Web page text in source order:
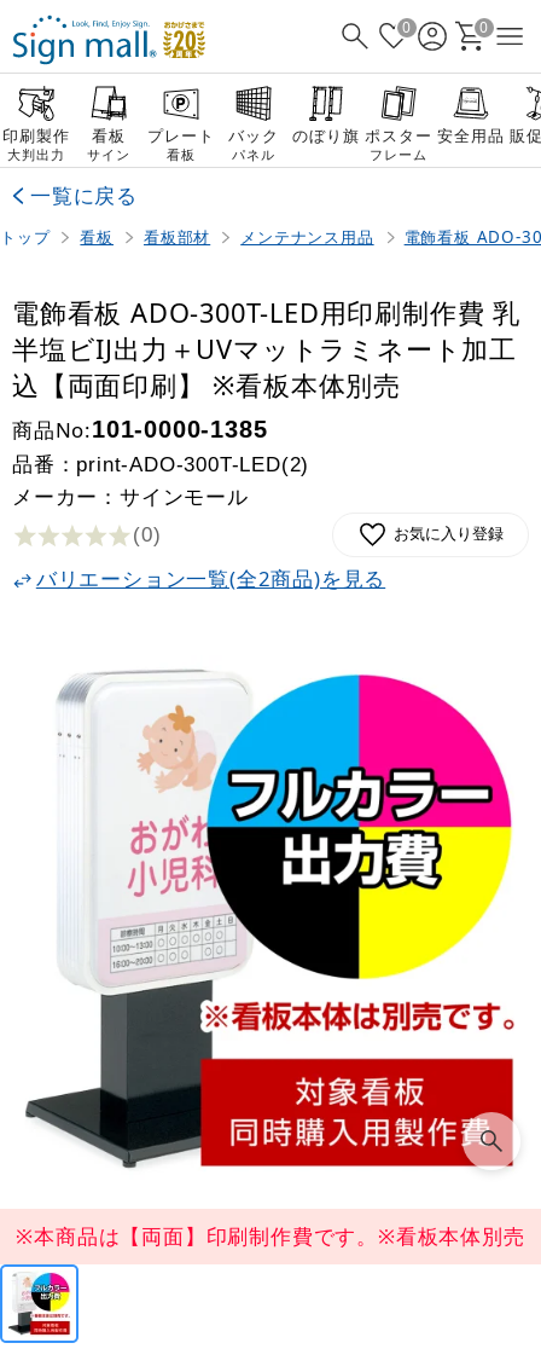
0 0
印刷製作
大判出力
看板
サイン
プレート
看板
バック
パネル
のぼり旗 ポスター
フレーム
安全用品 販
一覧に戻る
トップ 看板 看板部材 メンテナンス用品 電飾看板 ADO-
※本商品は【両面】印刷制作費です。※看板本体別売
電飾看板 ADO-300T-LED用印刷制作費 乳
半塩ビIJ出力＋UVマットラミネート加工
込【両面印刷】 ※看板本体別売
商品No:101-0000-1385
品番： print-ADO-300T-LED(2)
メーカー：サインモール
(0) お気に入り登録
バリエーション一覧(全2商品)を見る